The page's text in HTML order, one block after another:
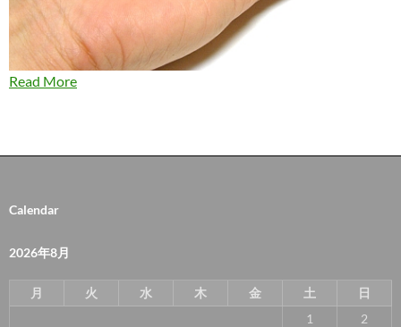
Read More
Calendar
2026年8月
月 火 水 木 金 土
日
1
2